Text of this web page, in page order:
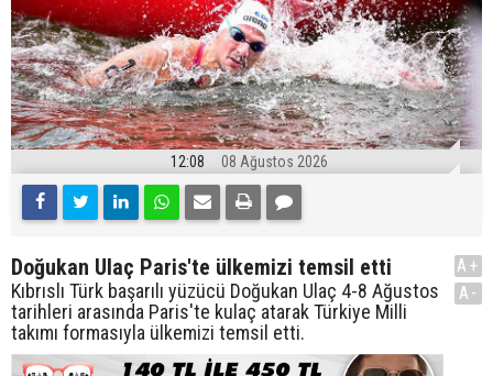
12:08 08 Ağustos 2026
Doğukan Ulaç Paris'te ülkemizi temsil etti
Kıbrıslı Türk başarılı yüzücü Doğukan Ulaç 4-8 Ağustos
tarihleri arasında Paris'te kulaç atarak Türkiye Milli
takımı formasıyla ülkemizi temsil etti.
A+
A-